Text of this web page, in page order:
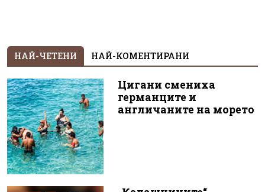
НАЙ-ЧЕТЕНИ НАЙ-КОМЕНТИРАНИ
Цигани смениха
германците и
англичаните на морето